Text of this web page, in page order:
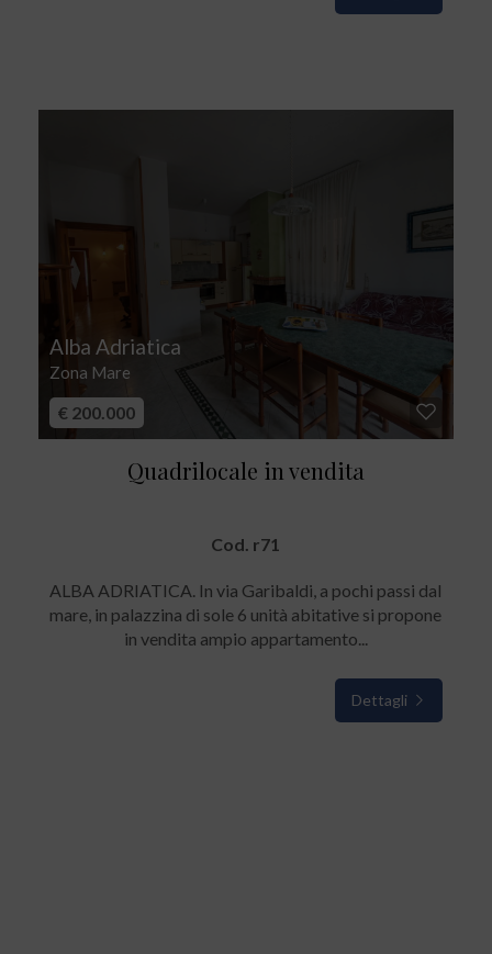
Alba Adriatica
Zona Mare
€ 200.000
Quadrilocale in vendita
Cod. r71
ALBA ADRIATICA. In via Garibaldi, a pochi passi dal
mare, in palazzina di sole 6 unità abitative si propone
in vendita ampio appartamento...
Dettagli